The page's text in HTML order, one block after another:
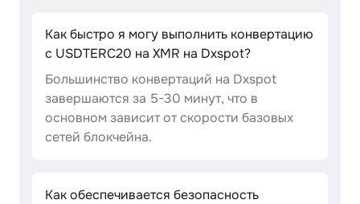
Как быстро я могу выполнить конвертацию
с USDTERC20 на XMR на Dxspot?
Большинство конвертаций на Dxspot
завершаются за 5-30 минут, что в
основном зависит от скорости базовых
сетей блокчейна.
Как обеспечивается безопасность